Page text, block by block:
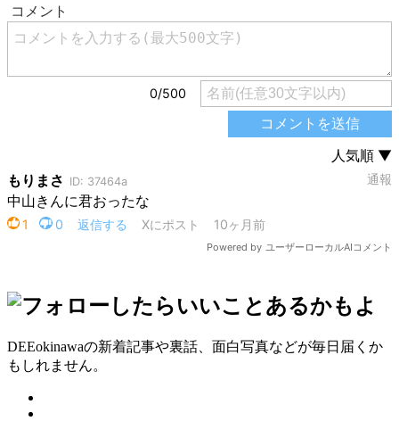
DEEokinawaの新着記事や裏話、面白写真などが毎日届くか
もしれません。